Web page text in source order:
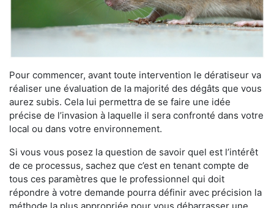
Pour commencer, avant toute intervention le dératiseur va
réaliser une évaluation de la majorité des dégâts que vous
aurez subis. Cela lui permettra de se faire une idée
précise de l’invasion à laquelle il sera confronté dans votre
local ou dans votre environnement.
Si vous vous posez la question de savoir quel est l’intérêt
de ce processus, sachez que c’est en tenant compte de
tous ces paramètres que le professionnel qui doit
répondre à votre demande pourra définir avec précision la